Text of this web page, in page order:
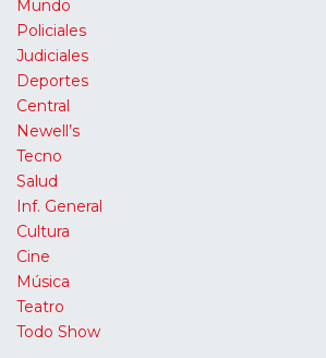
Mundo
Policiales
Judiciales
Deportes
Central
Newell’s
Tecno
Salud
Inf. General
Cultura
Cine
Música
Teatro
Todo Show